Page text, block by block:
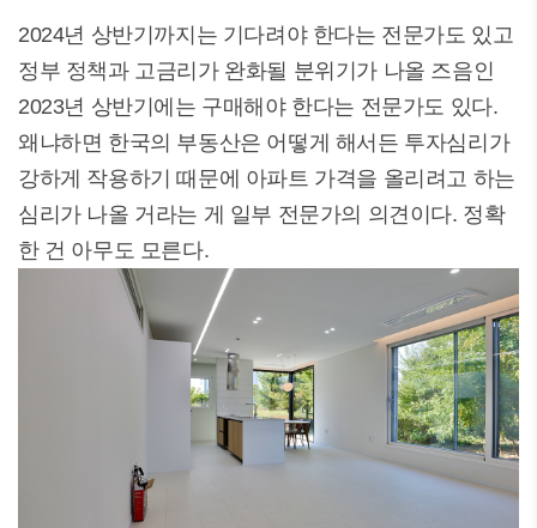
2024년 상반기까지는 기다려야 한다는 전문가도 있고
정부 정책과 고금리가 완화될 분위기가 나올 즈음인
2023년 상반기에는 구매해야 한다는 전문가도 있다.
왜냐하면 한국의 부동산은 어떻게 해서든 투자심리가
강하게 작용하기 때문에 아파트 가격을 올리려고 하는
심리가 나올 거라는 게 일부 전문가의 의견이다. 정확
한 건 아무도 모른다.